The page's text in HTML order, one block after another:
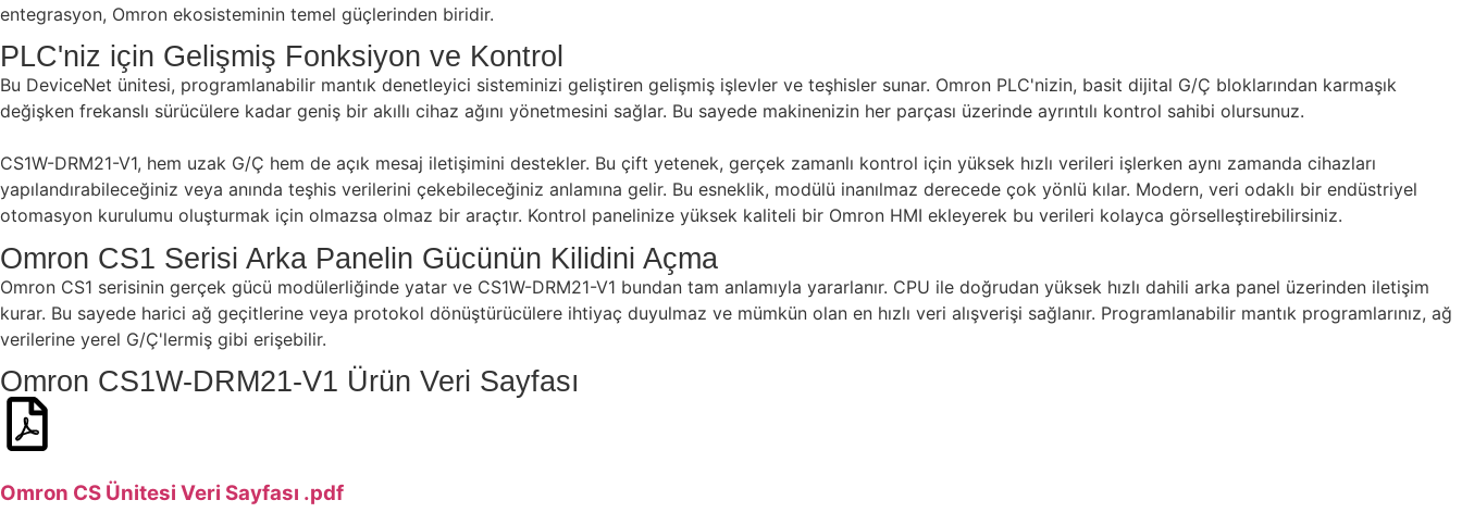
entegrasyon, Omron ekosisteminin temel güçlerinden biridir.
PLC'niz için Gelişmiş Fonksiyon ve Kontrol
Bu DeviceNet ünitesi, programlanabilir mantık denetleyici sisteminizi geliştiren gelişmiş işlevler ve teşhisler sunar. Omron PLC'nizin, basit dijital G/Ç bloklarından karmaşık
değişken frekanslı sürücülere kadar geniş bir akıllı cihaz ağını yönetmesini sağlar. Bu sayede makinenizin her parçası üzerinde ayrıntılı kontrol sahibi olursunuz.
CS1W-DRM21-V1, hem uzak G/Ç hem de açık mesaj iletişimini destekler. Bu çift yetenek, gerçek zamanlı kontrol için yüksek hızlı verileri işlerken aynı zamanda cihazları
yapılandırabileceğiniz veya anında teşhis verilerini çekebileceğiniz anlamına gelir. Bu esneklik, modülü inanılmaz derecede çok yönlü kılar. Modern, veri odaklı bir endüstriyel
otomasyon kurulumu oluşturmak için olmazsa olmaz bir araçtır. Kontrol panelinize yüksek kaliteli bir Omron HMI ekleyerek bu verileri kolayca görselleştirebilirsiniz.
Omron CS1 Serisi Arka Panelin Gücünün Kilidini Açma
Omron CS1 serisinin gerçek gücü modülerliğinde yatar ve CS1W-DRM21-V1 bundan tam anlamıyla yararlanır. CPU ile doğrudan yüksek hızlı dahili arka panel üzerinden iletişim
kurar. Bu sayede harici ağ geçitlerine veya protokol dönüştürücülere ihtiyaç duyulmaz ve mümkün olan en hızlı veri alışverişi sağlanır. Programlanabilir mantık programlarınız, ağ
verilerine yerel G/Ç'lermiş gibi erişebilir.
Omron CS1W-DRM21-V1 Ürün Veri Sayfası
Omron CS Ünitesi Veri Sayfası .pdf